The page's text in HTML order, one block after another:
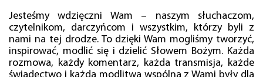
Jesteśmy wdzięczni Wam – naszym słuchaczom,
czytelnikom, darczyńcom i wszystkim, którzy byli z
nami na tej drodze. To dzięki Wam mogliśmy tworzyć,
inspirować, modlić się i dzielić Słowem Bożym. Każda
rozmowa, każdy komentarz, każda transmisja, każde